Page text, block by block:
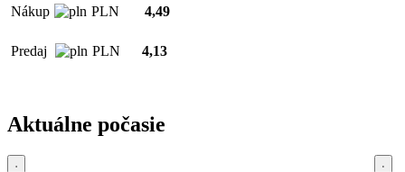
Nákup PLN 4,49
Predaj PLN 4,13
Aktuálne počasie